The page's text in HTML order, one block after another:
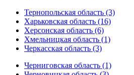
Тернопольская область (3)
Харьковская область (16)
Херсонская область (6)
Хмельницкая область (1)
Черкасская область (3)
Черниговская область (1)